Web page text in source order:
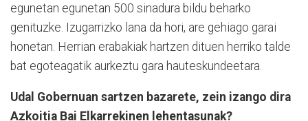
egunetan egunetan 500 sinadura bildu beharko
genituzke. Izugarrizko lana da hori, are gehiago garai
honetan. Herrian erabakiak hartzen dituen herriko talde
bat egoteagatik aurkeztu gara hauteskundeetara.
Udal Gobernuan sartzen bazarete, zein izango dira
Azkoitia Bai Elkarrekinen lehentasunak?